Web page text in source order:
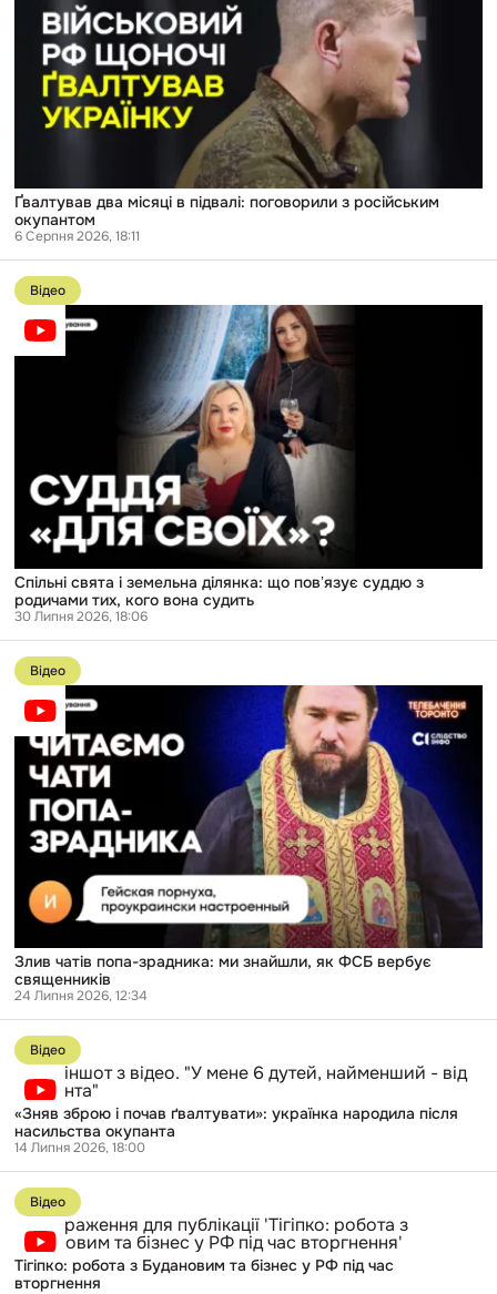
підвалі:
поговорили
російським
окупантом
Ґвалтував два місяці в підвалі: поговорили з російським
окупантом
6 Серпня 2026, 18:11
Перейти
до
публікації
Спільні
свята
родичами
тих,
вона
судить
Відео
Спільні свята і земельна ділянка: що повʼязує суддю з
родичами тих, кого вона судить
30 Липня 2026, 18:06
Перейти
до
публікації
Злив
чатів
попа-
зрадника:
знайшли,
ФСБ
вербує
священників
Відео
Злив чатів попа-зрадника: ми знайшли, як ФСБ вербує
священників
24 Липня 2026, 12:34
Перейти
до
публікації
«Зняв
зброю
почав
ґвалтувати»:
українка
народила
після
насильства
окупанта
Відео
«Зняв зброю і почав ґвалтувати»: українка народила після
насильства окупанта
14 Липня 2026, 18:00
Перейти
до
публікації
Тігіпко:
робота
Будановим
Відео
Тігіпко: робота з Будановим та бізнес у РФ під час
вторгнення